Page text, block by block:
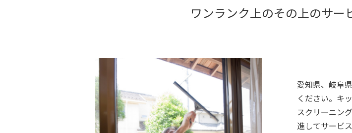
ワンランク上のその上のサー
愛知県、岐阜
ください。キ
スクリーニン
進してサービ